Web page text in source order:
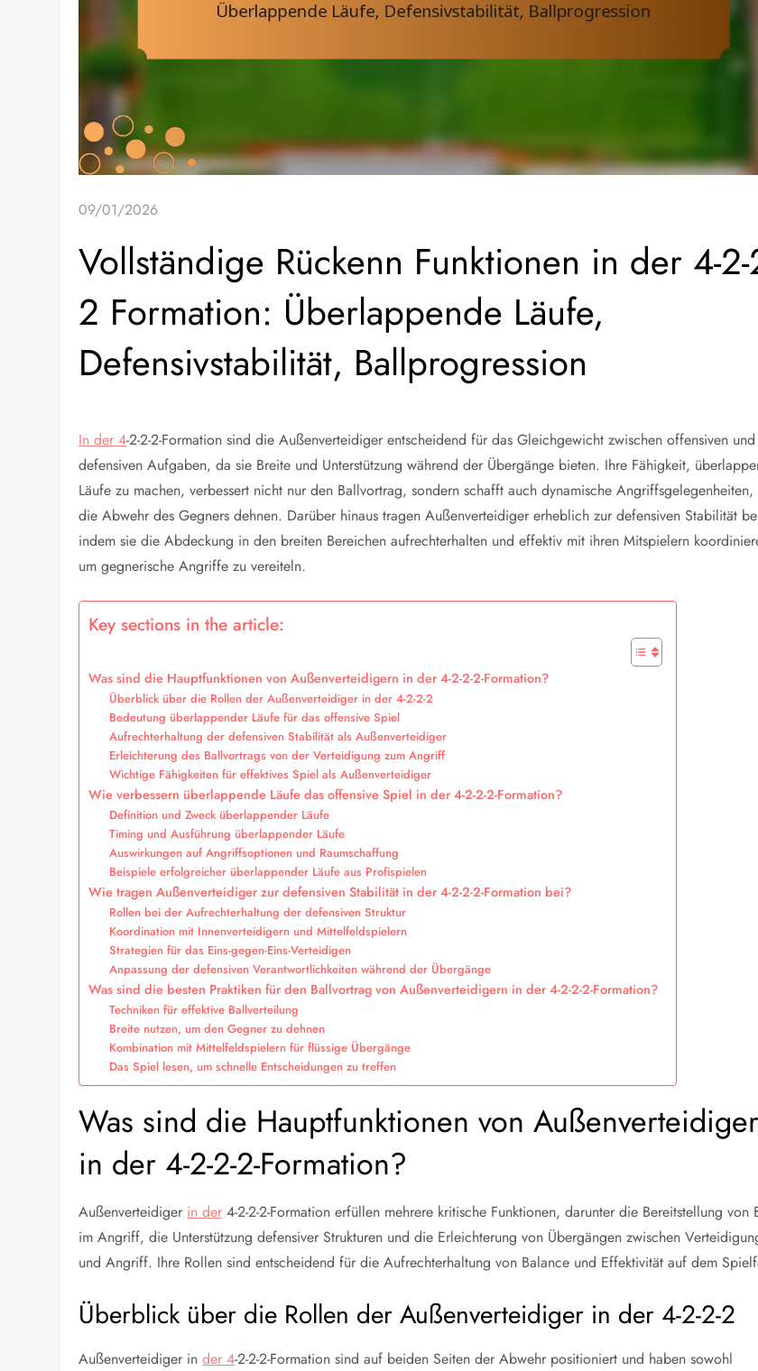
09/01/2026
Vollständige Rückenn Funktionen in der 4-2-
2 Formation: Überlappende Läufe,
Defensivstabilität, Ballprogression
In der 4-2-2-2-Formation sind die Außenverteidiger entscheidend für das Gleichgewicht zwischen offensiven und
defensiven Aufgaben, da sie Breite und Unterstützung während der Übergänge bieten. Ihre Fähigkeit,
Läufe zu machen, verbessert nicht nur den Ballvortrag, sondern schafft auch dynamische
die Abwehr des Gegners dehnen. Darüber hinaus tragen Außenverteidiger erheblich zur defensiven Stabilität
indem sie die Abdeckung in den breiten Bereichen aufrechterhalten und effektiv mit ihren Mitspielern
um gegnerische Angriffe zu vereiteln.
Key sections in the article:
Was sind die Hauptfunktionen von Außenverteidigern in der 4-2-2-2-Formation?
Überblick über die Rollen der Außenverteidiger in der 4-2-2-2
Bedeutung überlappender Läufe für das offensive Spiel
Aufrechterhaltung der defensiven Stabilität als Außenverteidiger
Erleichterung des Ballvortrags von der Verteidigung zum Angriff
Wichtige Fähigkeiten für effektives Spiel als Außenverteidiger
Wie verbessern überlappende Läufe das offensive Spiel in der 4-2-2-2-Formation?
Definition und Zweck überlappender Läufe
Timing und Ausführung überlappender Läufe
Auswirkungen auf Angriffsoptionen und Raumschaffung
Beispiele erfolgreicher überlappender Läufe aus Profispielen
Wie tragen Außenverteidiger zur defensiven Stabilität in der 4-2-2-2-Formation bei?
Rollen bei der Aufrechterhaltung der defensiven Struktur
Koordination mit Innenverteidigern und Mittelfeldspielern
Strategien für das Eins-gegen-Eins-Verteidigen
Anpassung der defensiven Verantwortlichkeiten während der Übergänge
Was sind die besten Praktiken für den Ballvortrag von Außenverteidigern in der 4-2-2-2-Formation?
Techniken für effektive Ballverteilung
Breite nutzen, um den Gegner zu dehnen
Kombination mit Mittelfeldspielern für flüssige Übergänge
Das Spiel lesen, um schnelle Entscheidungen zu treffen
Was sind die Hauptfunktionen von
in der 4-2-2-2-Formation?
Außenverteidiger in der 4-2-2-2-Formation erfüllen mehrere kritische Funktionen, darunter die Bereitstellung von
im Angriff, die Unterstützung defensiver Strukturen und die Erleichterung von Übergängen zwischen
und Angriff. Ihre Rollen sind entscheidend für die Aufrechterhaltung von Balance und Effektivität auf dem
Überblick über die Rollen der Außenverteidiger in der 4-2-2-2
Außenverteidiger inder 4-2-2-2-Formation sind auf beiden Seiten der Abwehr positioniert und haben sowohl